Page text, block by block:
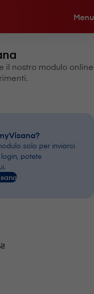
Menu
il nostro modulo online
solo per inviarci
potete